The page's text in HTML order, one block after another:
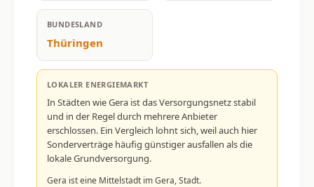
BUNDESLAND
Thüringen
LOKALER ENERGIEMARKT
In Städten wie Gera ist das Versorgungsnetz stabil
und in der Regel durch mehrere Anbieter
erschlossen. Ein Vergleich lohnt sich, weil auch hier
Sonderverträge häufig günstiger ausfallen als die
lokale Grundversorgung.
Gera ist eine Mittelstadt im Gera, Stadt.